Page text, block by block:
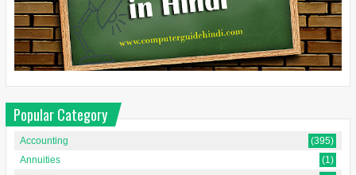
Popular Category
Accounting
(395)
Annuities
(1)